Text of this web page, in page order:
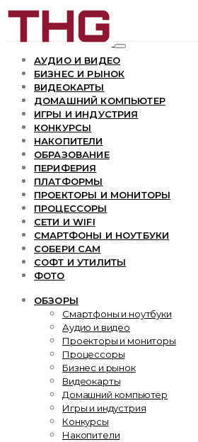
АУДИО И ВИДЕО
БИЗНЕС И РЫНОК
ВИДЕОКАРТЫ
ДОМАШНИЙ КОМПЬЮТЕР
ИГРЫ И ИНДУСТРИЯ
КОНКУРСЫ
НАКОПИТЕЛИ
ОБРАЗОВАНИЕ
ПЕРИФЕРИЯ
ПЛАТФОРМЫ
ПРОЕКТОРЫ И МОНИТОРЫ
ПРОЦЕССОРЫ
СЕТИ И WIFI
СМАРТФОНЫ И НОУТБУКИ
СОБЕРИ САМ
СОФТ И УТИЛИТЫ
ФОТО
ОБЗОРЫ
Смартфоны и ноутбуки
Аудио и видео
Проекторы и мониторы
Процессоры
Бизнес и рынок
Видеокарты
Домашний компьютер
Игры и индустрия
Конкурсы
Накопители